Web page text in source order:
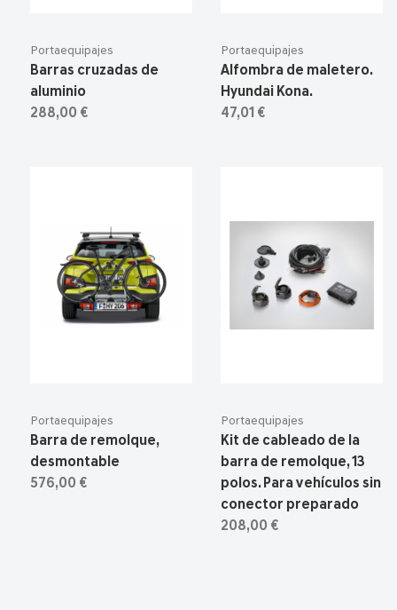
Portaequipajes
Barras cruzadas de
aluminio
288,00 €
Portaequipajes
Alfombra de maletero.
Hyundai Kona.
47,01 €
Portaequipajes
Barra de remolque,
desmontable
576,00 €
Portaequipajes
Kit de cableado de la
barra de remolque, 13
polos. Para vehículos sin
conector preparado
208,00 €